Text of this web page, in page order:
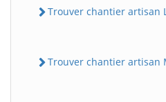
Trouver chantier artisan
Trouver chantier artisan